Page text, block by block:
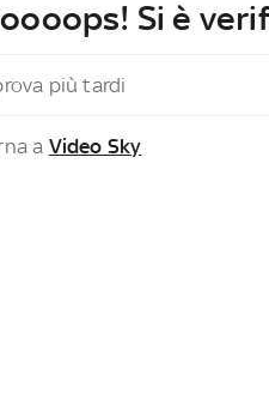
Si è
più tardi
a Video Sky